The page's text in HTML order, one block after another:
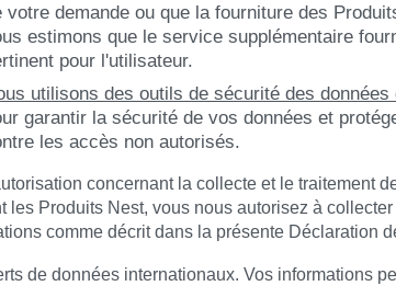
votre demande ou que la fourniture des
estimons que le service supplémentaire
pour l'utilisateur.
utilisons des outils de sécurité des données
garantir la sécurité de vos données et
les accès non autorisés.
concernant la collecte et le traitement
les Produits Nest, vous nous autorisez à
comme décrit dans la présente Déclaration
de données internationaux. Vos informations